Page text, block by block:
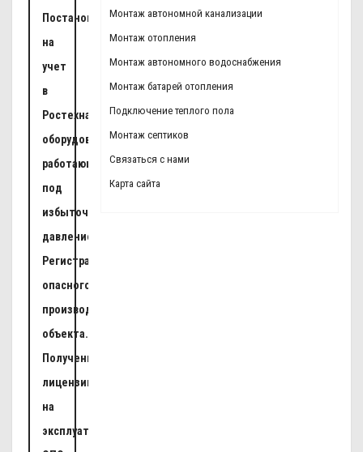
Монтаж автономной канализации
Монтаж отопления
Монтаж автономного водоснабжения
Монтаж батарей отопления
Подключение теплого пола
Монтаж септиков
Связаться с нами
Карта сайта
Постановка
на
учет
в
Ростехнадзоре
оборудования,
работающего
под
избыточным
давлением.
Регистрация
опасного
производственного
объекта.
Получение
лицензии
на
эксплуатацию